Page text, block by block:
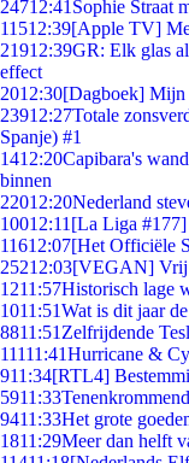
24712:41 Sophie Straat
11512:39[Apple TV]
21912:39GR: Elk glas
effect
2012:30[Dagboek] Mijn
23912:27Totale
Spanje) #1
1412:20Capibara's
binnen
22012:20Nederland
10012:11 [La Liga #177]
11612:07[Het Officiële
25212:03[VEGAN] Vrij
1211:57Historisch lage
1011:51Wat is dit jaar
8811:51 Zelfrijdende
11111:41Hurricane &
911:34[RTL4]
5911:33
9411:33Het grote
1811:29Meer dan helft